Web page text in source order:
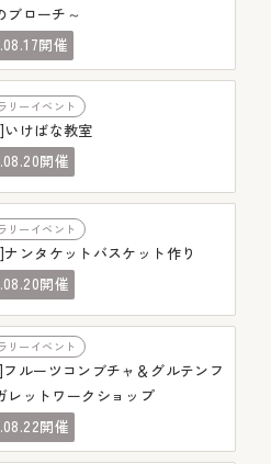
ブローチ～
08.17開催
リーイベント
けばな教室
08.20開催
リーイベント
ンタケットバスケット作り
08.20開催
リーイベント
ルーツコンブチャ＆グルテンフ
レットワークショップ
08.22開催